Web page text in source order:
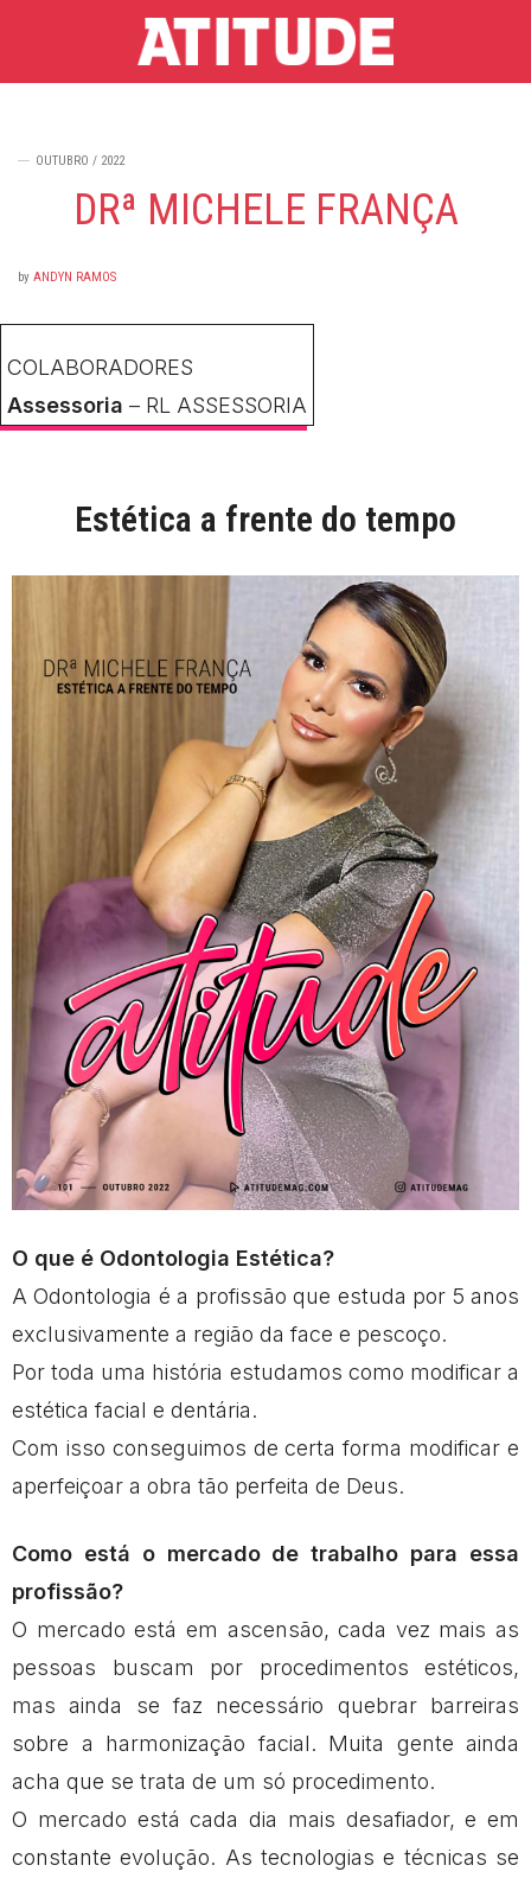
OUTUBRO / 2022
DRª MICHELE FRANÇA
by ANDYN RAMOS
COLABORADORES
Assessoria – RL ASSESSORIA
Estética a frente do tempo
O que é Odontologia Estética?
A Odontologia é a profissão que estuda por 5 anos
exclusivamente a região da face e pescoço.
Por toda uma história estudamos como modificar a
estética facial e dentária.
Com isso conseguimos de certa forma modificar e
aperfeiçoar a obra tão perfeita de Deus.
Como está o mercado de trabalho para essa
profissão?
O mercado está em ascensão, cada vez mais as
pessoas buscam por procedimentos estéticos,
mas ainda se faz necessário quebrar barreiras
sobre a harmonização facial. Muita gente ainda
acha que se trata de um só procedimento.
O mercado está cada dia mais desafiador, e em
constante evolução. As tecnologias e técnicas se